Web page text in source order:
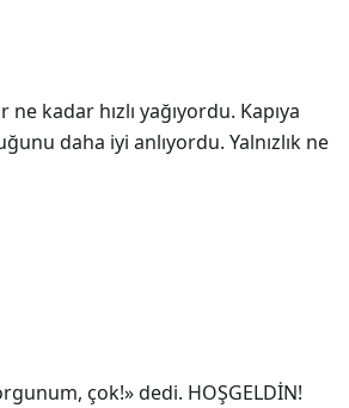
kadar hızlı yağıyordu. Kapıya
daha iyi anlıyordu. Yalnızlık ne
çok!» dedi. HOŞGELDİN!